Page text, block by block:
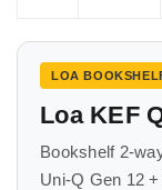
LOA
Loa KEF
Bookshelf 2-
Uni-Q Gen 12